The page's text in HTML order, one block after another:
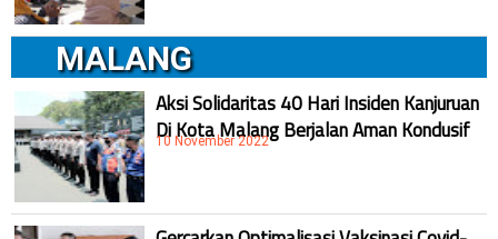
MALANG
Aksi Solidaritas 40 Hari Insiden Kanjuruan
Di Kota Malang Berjalan Aman Kondusif
10 November 2022